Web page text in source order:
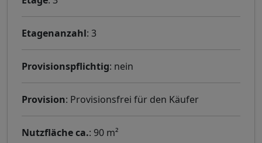
Etagenanzahl: 3
Provisionspflichtig: nein
Provision: Provisionsfrei für den Käufer
Nutzfläche ca.: 90 m²